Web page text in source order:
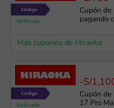
Cupón de
pagando
Más cupones de Hiraoka
-S/
Cupón de
17 Pro